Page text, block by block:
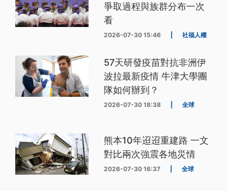
爭取過程與族群分布一次
看
2026-07-30 15:46 社福人權
57天研發疫苗對抗非洲伊
波拉最新疫情 牛津大學團
隊如何辦到？
2026-07-30 18:38 全球
熊本10年迢迢重建路 一文
對比兩次強震各地災情
2026-07-30 16:37 全球